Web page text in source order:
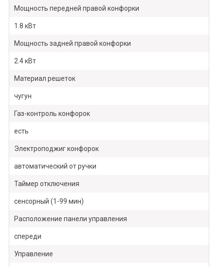
Мощность передней правой конфорки
1.8 кВт
Мощность задней правой конфорки
2.4 кВт
Материал решеток
чугун
Газ-контроль конфорок
есть
Электроподжиг конфорок
автоматический от ручки
Таймер отключения
сенсорный (1-99 мин)
Расположение панели управления
спереди
Управление